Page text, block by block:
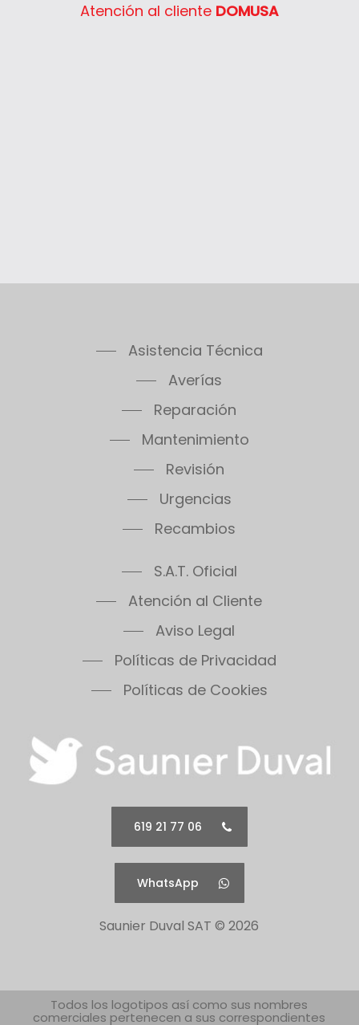
Atención al cliente DOMUSA
Asistencia Técnica
Averías
Reparación
Mantenimiento
Revisión
Urgencias
Recambios
S.A.T. Oficial
Atención al Cliente
Aviso Legal
Políticas de Privacidad
Políticas de Cookies
619 21 77 06
WhatsApp
Saunier Duval SAT ©2026
Todos los logotipos así como sus nombres
comerciales pertenecen a sus correspondientes